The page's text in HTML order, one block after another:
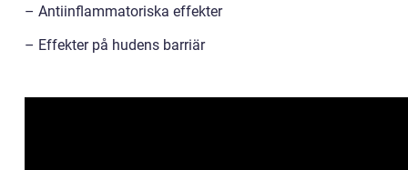
– Antiinflammatoriska effekter
– Effekter på hudens barriär